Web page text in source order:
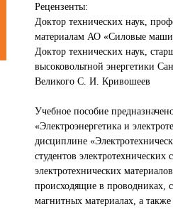
Рецензенты:
Доктор технических наук,
материалам АО «Силовые
Доктор технических наук,
высоковольтной энергетики
Великого С. И. Кривошеев
Учебное пособие
«Электроэнергетика и
дисциплине
студентов
электротехнических
происходящие в проводниках,
магнитных материалах, а